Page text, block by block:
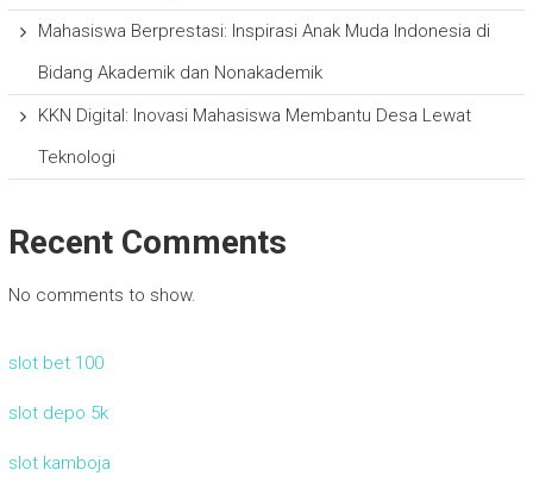
Mahasiswa Berprestasi: Inspirasi Anak Muda Indonesia di
Bidang Akademik dan Nonakademik
KKN Digital: Inovasi Mahasiswa Membantu Desa Lewat
Teknologi
Recent Comments
No comments to show.
slot bet 100
slot depo 5k
slot kamboja